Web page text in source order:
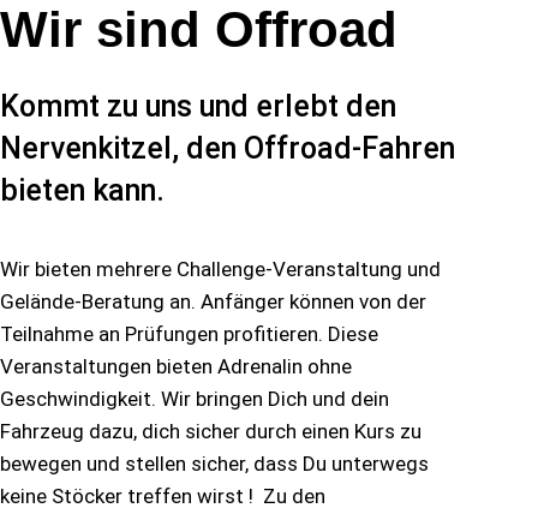
Wir sind Offroad
Kommt zu uns und erlebt den
Nervenkitzel, den Offroad-Fahren
bieten kann.
Wir bieten mehrere Challenge-Veranstaltung und
Gelände-Beratung an. Anfänger können von der
Teilnahme an Prüfungen profitieren. Diese
Veranstaltungen bieten Adrenalin ohne
Geschwindigkeit. Wir bringen Dich und dein
Fahrzeug dazu, dich sicher durch einen Kurs zu
bewegen und stellen sicher, dass Du unterwegs
keine Stöcker treffen wirst ! Zu den